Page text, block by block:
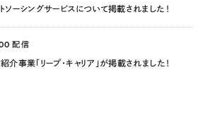
ソーシングサービスについて掲載されました！
配信
事業「リープ・キャリア」が掲載されました！